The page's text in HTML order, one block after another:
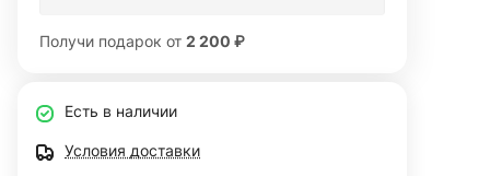
Получи подарок от 2 200 ₽
Есть в наличии
Условия доставки